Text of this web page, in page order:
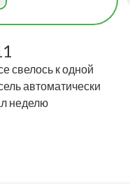
свелось к одной
автоматически
неделю